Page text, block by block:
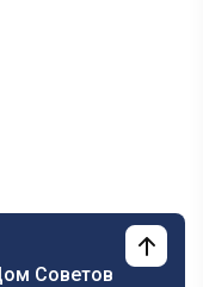
Cоветов